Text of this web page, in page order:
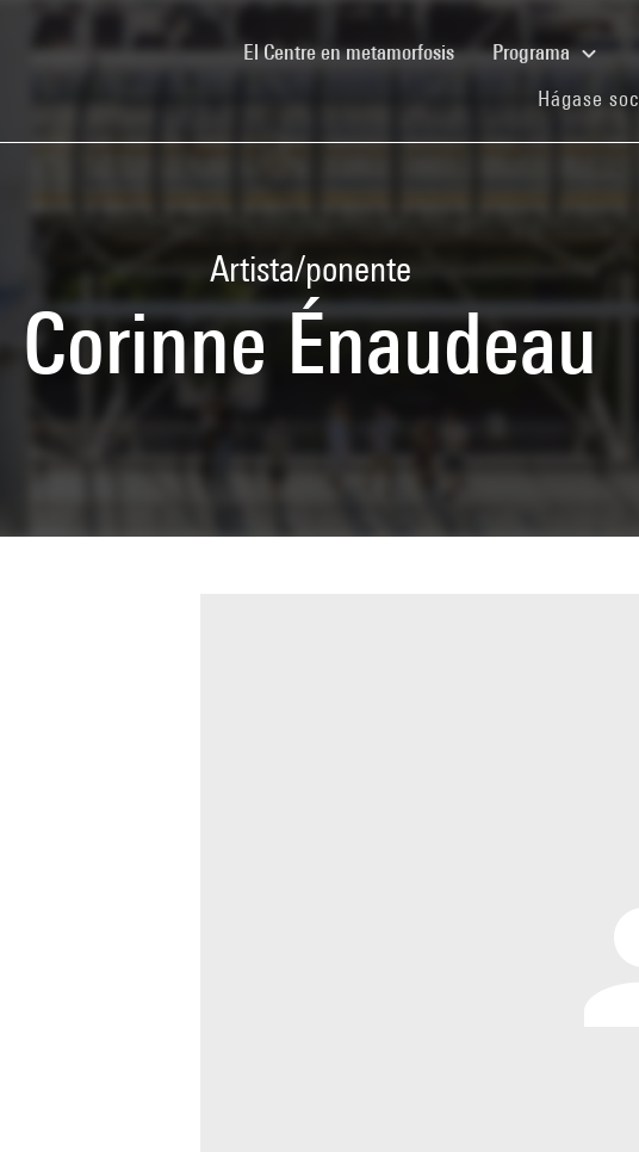
El Centre en metamorfosis(current)Programa
Hágase
Artista/ponente
Corinne Énaudeau